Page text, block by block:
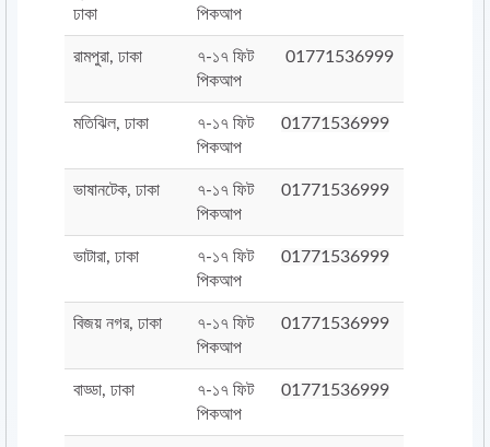
ঢাকা
পিকআপ
রামপুরা, ঢাকা
৭-১৭ ফিট
পিকআপ
01771536999
মতিঝিল, ঢাকা
৭-১৭ ফিট
পিকআপ
01771536999
ভাষানটেক, ঢাকা
৭-১৭ ফিট
পিকআপ
01771536999
ভাটারা, ঢাকা
৭-১৭ ফিট
পিকআপ
01771536999
বিজয় নগর, ঢাকা
৭-১৭ ফিট
পিকআপ
01771536999
বাড্ডা, ঢাকা
৭-১৭ ফিট
পিকআপ
01771536999